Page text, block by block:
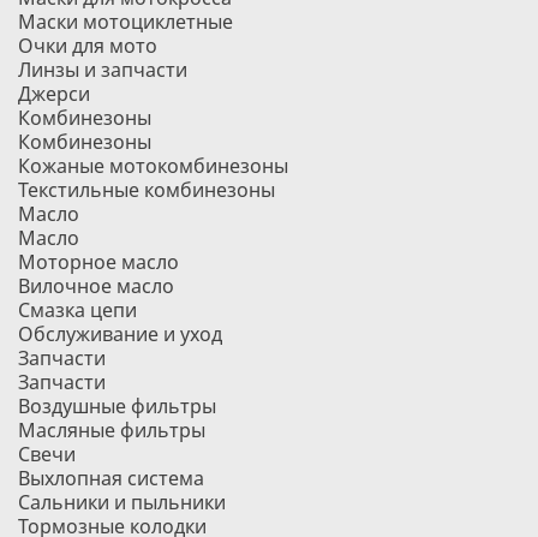
Маски мотоциклетные
Очки для мото
Линзы и запчасти
Джерси
Комбинезоны
Комбинезоны
Кожаные мотокомбинезоны
Текстильные комбинезоны
Масло
Масло
Моторное масло
Вилочное масло
Смазка цепи
Обслуживание и уход
Запчасти
Запчасти
Воздушные фильтры
Масляные фильтры
Свечи
Выхлопная система
Сальники и пыльники
Тормозные колодки